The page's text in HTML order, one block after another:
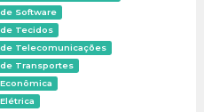
Software
Tecidos
Telecomunicações
Transportes